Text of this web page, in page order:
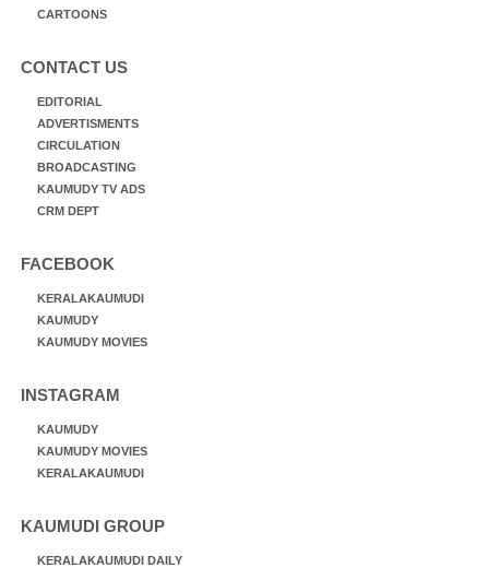
CARTOONS
CONTACT US
EDITORIAL
ADVERTISMENTS
CIRCULATION
BROADCASTING
KAUMUDY TV ADS
CRM DEPT
FACEBOOK
KERALAKAUMUDI
KAUMUDY
KAUMUDY MOVIES
INSTAGRAM
KAUMUDY
KAUMUDY MOVIES
KERALAKAUMUDI
KAUMUDI GROUP
KERALAKAUMUDI DAILY